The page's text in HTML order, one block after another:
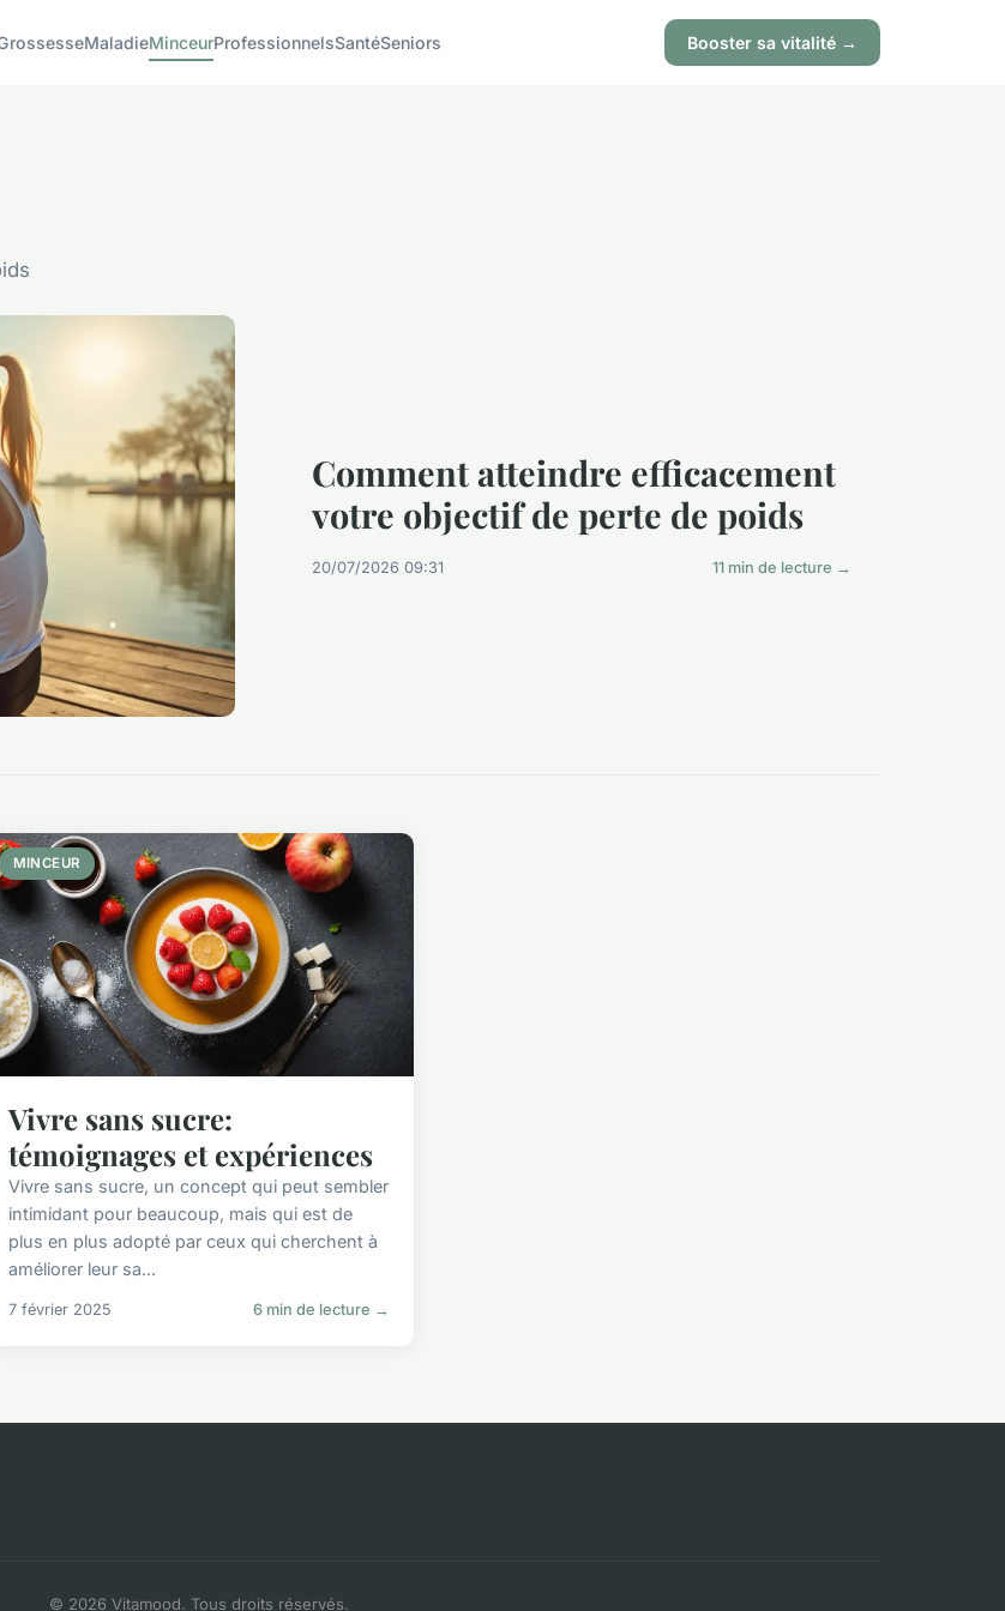
MaladieMinceurProfessionnelsSantéSeniors Booster sa vitalité →
Comment atteindre efficacement
votre objectif de perte de poids
20/07/2026 09:31 11 min de lecture →
MINCEUR
Vivre sans sucre:
témoignages et expériences
Vivre sans sucre, un concept qui peut sembler
intimidant pour beaucoup, mais qui est de
plus en plus adopté par ceux qui cherchent à
améliorer leur sa...
7 février 2025 6 min de lecture →
© 2026 Vitamood. Tous droits réservés.